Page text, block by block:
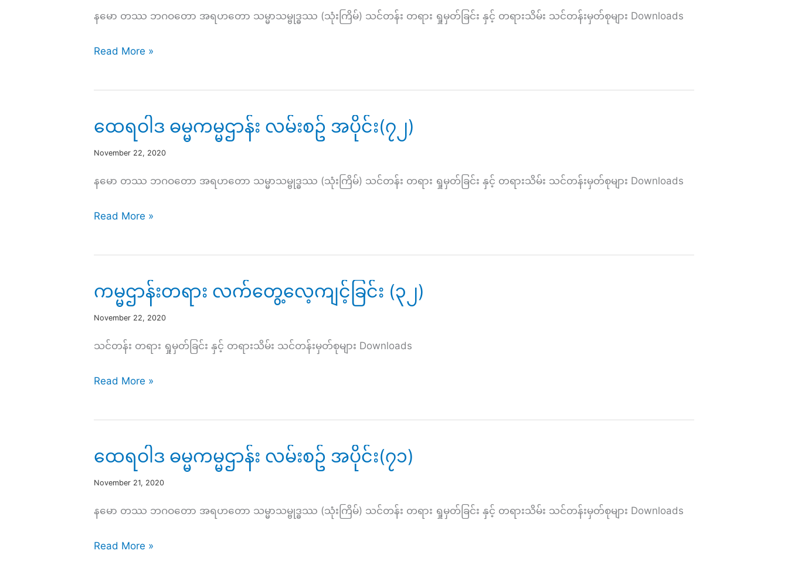
နမော တဿ ဘဂဝတော အရဟတော သမ္မာသမ္ဗုဒ္ဓဿ (သုံးကြိမ်) သင်တန်း တရား ရှုမှတ်ခြင်း နှင့် တရားသိမ်း သင်တန်းမှတ်စုများ Downloads
ထေ
ဝါဒ
ကမ္မဌာန်း
လမ်း
Read More »
ထေရဝါဒ ဓမ္မကမ္မဌာန်း လမ်းစဥ် အပိုင်း(၇၂)
November 22, 2020
နမော တဿ ဘဂဝတော အရဟတော သမ္မာသမ္ဗုဒ္ဓဿ (သုံးကြိမ်) သင်တန်း တရား ရှုမှတ်ခြင်း နှင့် တရားသိမ်း သင်တန်းမှတ်စုများ Downloads
ထေ
ဝါဒ
ကမ္မဌာန်း
လမ်း
Read More »
ကမ္မဌာန်းတရား လက်တွေ့လေ့ကျင့်ခြင်း (၃၂)
November 22, 2020
သင်တန်း တရား ရှုမှတ်ခြင်း နှင့် တရားသိမ်း သင်တန်းမှတ်စုများ Downloads
ကမ္မဌာန်း
လက်တွေ့
ကျ
င့်
Read More »
ထေရဝါဒ ဓမ္မကမ္မဌာန်း လမ်းစဥ် အပိုင်း(၇၁)
November 21, 2020
နမော တဿ ဘဂဝတော အရဟတော သမ္မာသမ္ဗုဒ္ဓဿ (သုံးကြိမ်) သင်တန်း တရား ရှုမှတ်ခြင်း နှင့် တရားသိမ်း သင်တန်းမှတ်စုများ Downloads
ထေ
Read More »